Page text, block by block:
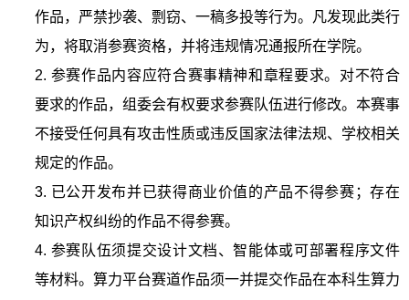
作品，严禁抄袭、剽窃、一稿多投等行为。凡发现此类行
为，将取消参赛资格，并将违规情况通报所在学院。
2. 参赛作品内容应符合赛事精神和章程要求。对不符合
要求的作品，组委会有权要求参赛队伍进行修改。本赛事
不接受任何具有攻击性质或违反国家法律法规、学校相关
规定的作品。
3. 已公开发布并已获得商业价值的产品不得参赛；存在
知识产权纠纷的作品不得参赛。
4. 参赛队伍须提交设计文档、智能体或可部署程序文件
等材料。算力平台赛道作品须一并提交作品在本科生算力